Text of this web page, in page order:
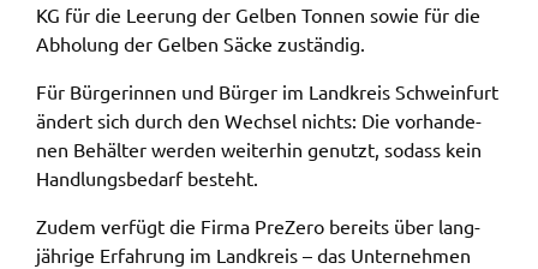
KG für die Leerung der Gelben Tonnen sowie für die
Abho­lung der Gelben Säcke zustän­dig.
Für Bürge­rin­nen und Bürger im Land­kreis Schwein­furt
ändert sich durch den Wech­sel nichts: Die vorhan­de­
nen Behäl­ter werden weiter­hin genutzt, sodass kein
Hand­lungs­be­darf besteht.
Zudem verfügt die Firma PreZe­ro bereits über lang­
jäh­ri­ge Erfah­rung im Land­kreis – das Unter­neh­men
Anonyme Klickzählung
Session
Barrierefreiheit
Name:
accessibility